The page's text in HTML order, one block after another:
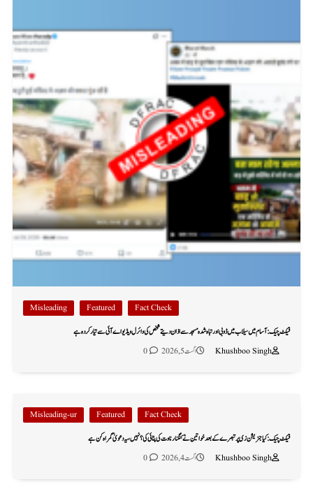
Fact Check
Featured
Misleading
فیکٹ چیک: آسام میں سیلاب میں ڈوبی اور تباہ شدہ مسجد سے اذان دیتے شخص کی وائرل ویڈیو اے آئی سے تیار کردہ ہے
Khushboo Singh
اگست 5, 2026 0
Fact Check
Featured
Misleading-ur
فیکٹ چیک: کیا جنریشن زی پر تبصرے کے بعد خواتین نے کنگنا رناوت کی پٹائی کی؟ نہیں، یہ دعویٰ گمراہ کن ہے
Khushboo Singh
اگست 4, 2026 0